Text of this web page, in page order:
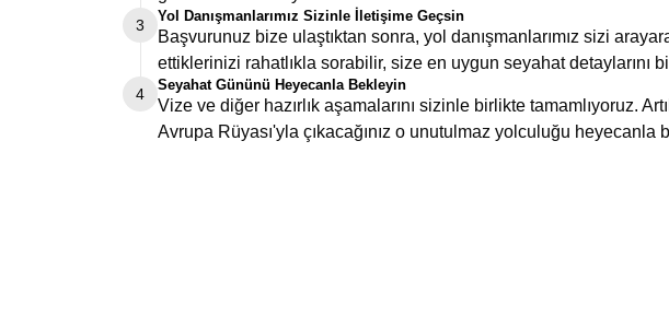
3
Yol Danışmanlarımız Sizinle İletişime Geçsin
Başvurunuz bize ulaştıktan sonra, yol danışmanlarımız sizi
ettiklerinizi rahatlıkla sorabilir, size en uygun seyahat detaylarını
4
Seyahat Gününü Heyecanla Bekleyin
Vize ve diğer hazırlık aşamalarını sizinle birlikte tamamlıyoruz.
Avrupa Rüyası'yla çıkacağınız o unutulmaz yolculuğu heyecanla